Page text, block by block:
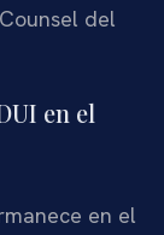
del
en el
en el